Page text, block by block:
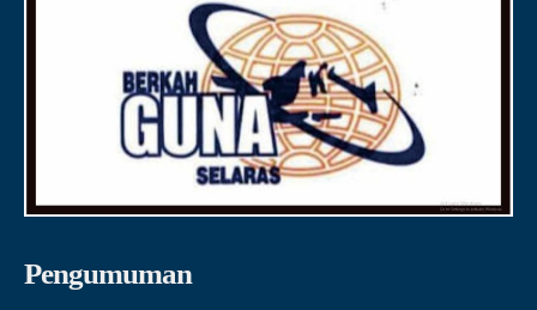
Pengumuman